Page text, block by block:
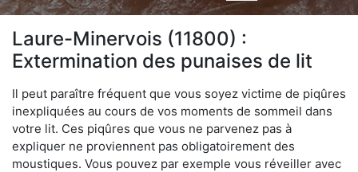
Laure-Minervois (11800) :
Extermination des punaises de lit
Il peut paraître fréquent que vous soyez victime de piqûres
inexpliquées au cours de vos moments de sommeil dans
votre lit. Ces piqûres que vous ne parvenez pas à
expliquer ne proviennent pas obligatoirement des
moustiques. Vous pouvez par exemple vous réveiller avec